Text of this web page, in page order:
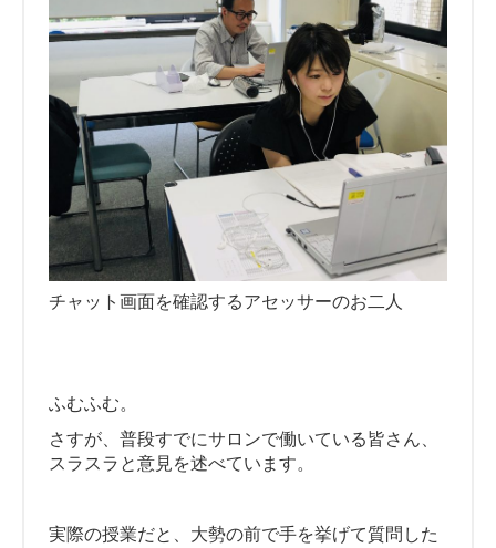
チャット画面を確認するアセッサーのお二人
ふむふむ。
さすが、普段すでにサロンで働いている皆さん、
スラスラと意見を述べています。
実際の授業だと、大勢の前で手を挙げて質問した